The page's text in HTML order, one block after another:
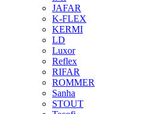
JAFAR
K-FLEX
KERMI
LD
Luxor
Reflex
RIFAR
ROMMER
Sanha
STOUT